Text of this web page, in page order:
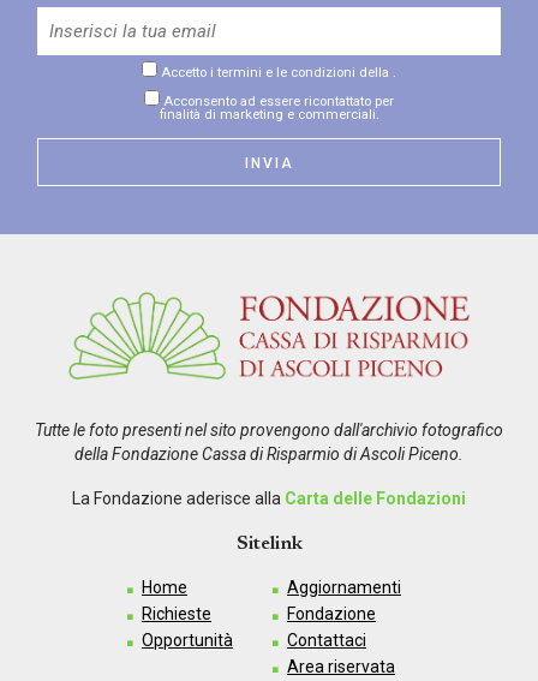
Accetto i termini e le condizioni della .
Acconsento ad essere ricontattato per
finalità di marketing e commerciali.
Tutte le foto presenti nel sito provengono dall'archivio fotografico
della Fondazione Cassa di Risparmio di Ascoli Piceno.
La Fondazione aderisce alla Carta delle Fondazioni
Sitelink
Home
Richieste
Opportunità
Aggiornamenti
Fondazione
Contattaci
Area riservata